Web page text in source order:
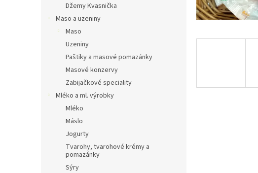
Džemy Kvasnička
Maso a uzeniny
Maso
Uzeniny
Paštiky a masové pomazánky
Masové konzervy
Zabijačkové speciality
Mléko a ml. výrobky
Mléko
Máslo
Jogurty
Tvarohy, tvarohové krémy a
pomazánky
Sýry